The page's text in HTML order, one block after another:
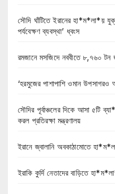
সৌদি ঘাঁটিতে ইরানের হা*ম*লা*য়
পর্যবেক্ষণ ব্যবস্থা’ ধ্বংস
রমজানে মসজিদে নববীতে ৮,৭৬০ টন
‘হরমুজের পাশাপাশি ওমান উপসাগরও
সৌদির পূর্বাঞ্চলের দিকে আসা ৫টি
করল প্রতিরক্ষা মন্ত্রণালয়
ইরানে জ্বালানি অবকাঠামোতে
ইরাকি কুর্দি নেতাদের বাড়িতে